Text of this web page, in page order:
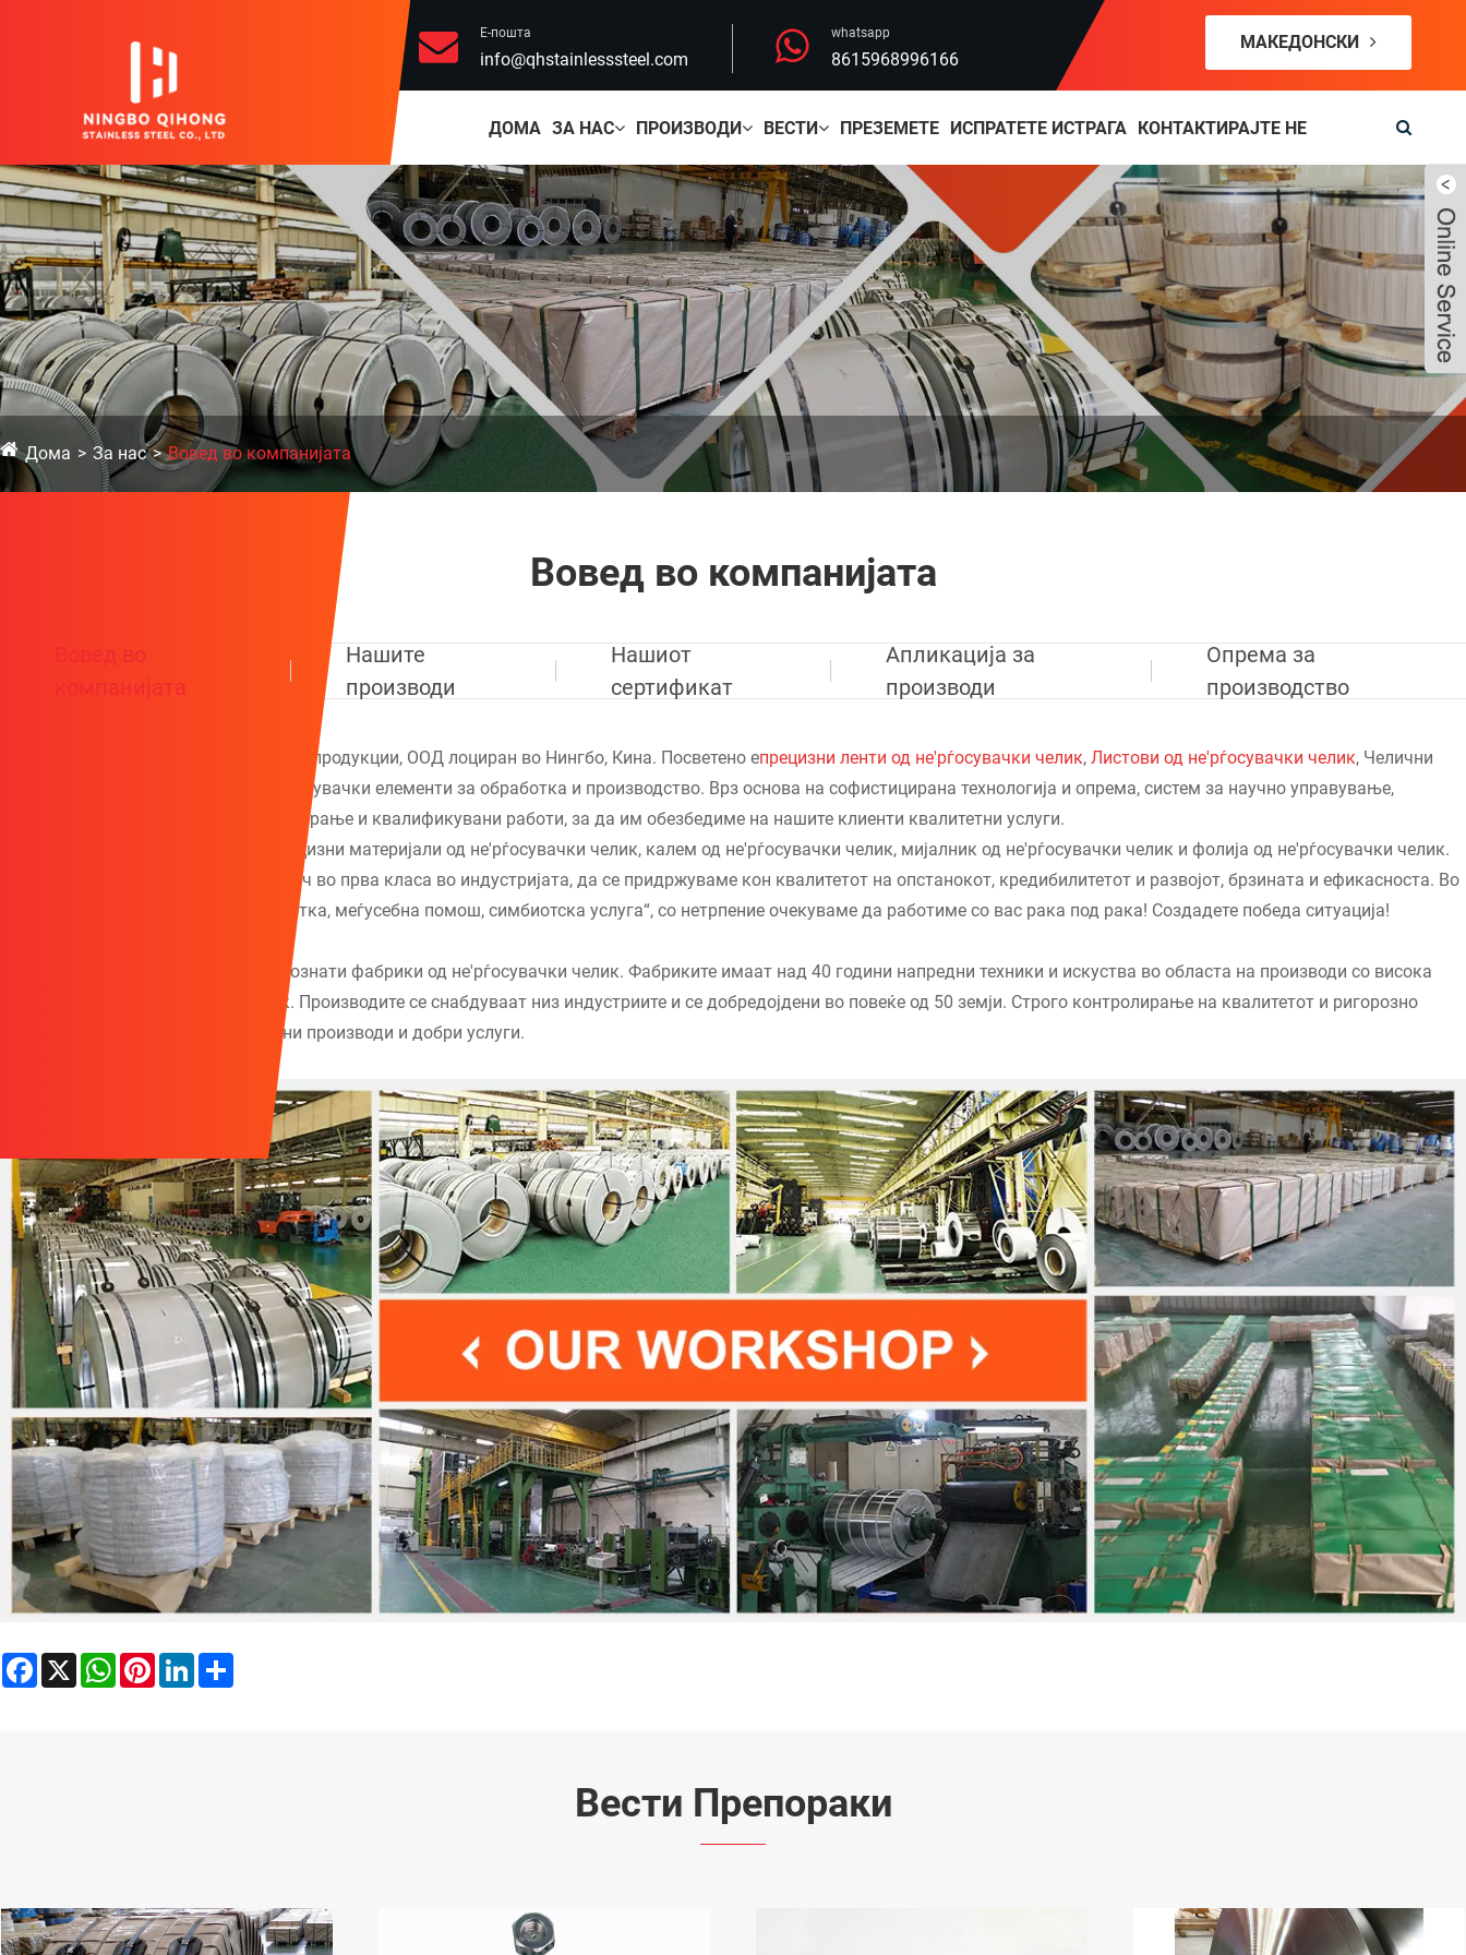
Е-пошта
info@qhstainlesssteel.com
whatsapp
8615968996166
МАКЕДОНСКИ
ДОМА ЗА НАС ПРОИЗВОДИ ВЕСТИ ПРЕЗЕМЕТЕ ИСПРАТЕТЕ ИСТРАГА КОНТАКТИРАЈТЕ НЕ
Дома За нас Вовед во компанијата
Вовед во компанијата
Вовед во
компанијата
Нашите
производи
Нашиот
сертификат
Апликација за
производи
Опрема за
производство
Ningbo Qihong не'рѓосувачки челик копродукции, ООД лоциран во Нингбо, Кина. Посветено епрецизни ленти од не'рѓосувачки челик, Листови од не'рѓосувачки челик, Челични
ленти со ладно валани, прецизни сврзувачки елементи за обработка и производство. Врз основа на софистицирана технологија и опрема, систем за научно управување,
инструменти за професионално тестирање и квалификувани работи, за да им обезбедиме на нашите клиенти квалитетни услуги.
Главните производи вклучуваат прецизни материјали од не'рѓосувачки челик, калем од не'рѓосувачки челик, мијалник од не'рѓосувачки челик и фолија од не'рѓосувачки челик.
Да се ​​биде професионален снабдувач во прва класа во индустријата, да се придржуваме кон квалитетот на опстанокот, кредибилитетот и развојот, брзината и ефикасноста. Во
согласност со принципот на „соработка, меѓусебна помош, симбиотска услуга“, со нетрпение очекуваме да работиме со вас рака под рака! Создадете победа ситуација!
Кихонг е длабоко соработуван со познати фабрики од не'рѓосувачки челик. Фабриките имаат над 40 години напредни техники и искуства во областа на производи со висока
прецизност од не'рѓосувачки челик. Производите се снабдуваат низ индустриите и се добредојдени во повеќе од 50 земји. Строго контролирање на квалитетот и ригорозно
управување е гаранција за стабилни производи и добри услуги.
Facebook
X WhatsApp
PinterestLinkedIn
Вести Препораки